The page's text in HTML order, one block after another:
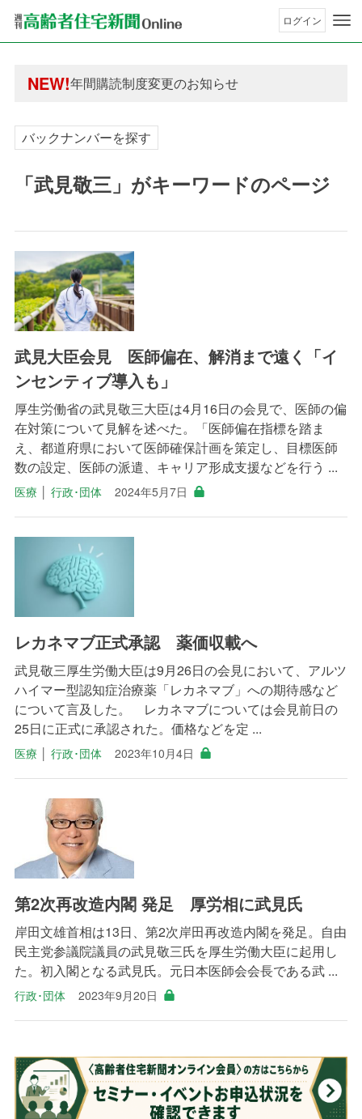
ログイン
NEW!
年間購読制度変更のお知らせ
年間購読制度変更のお知らせ
高齢者住宅新聞 無料会員の皆様へ閲覧本数変更
バックナンバーを探す
「武見敬三」がキーワードのページ
武見大臣会見 医師偏在、解消まで遠く「イ
ンセンティブ導入も」
厚生労働省の武見敬三大臣は4月16日の会見で、医師の偏
在対策について見解を述べた。「医師偏在指標を踏ま
え、都道府県において医師確保計画を策定し、目標医師
数の設定、医師の派遣、キャリア形成支援などを行う ...
医療 │ 行政･団体 2024年5月7日
レカネマブ正式承認 薬価収載へ
武見敬三厚生労働大臣は9月26日の会見において、アルツ
ハイマー型認知症治療薬「レカネマブ」への期待感など
について言及した。 レカネマブについては会見前日の
25日に正式に承認された。価格などを定 ...
医療 │ 行政･団体 2023年10月4日
第2次再改造内閣 発足 厚労相に武見氏
岸田文雄首相は13日、第2次岸田再改造内閣を発足。自由
民主党参議院議員の武見敬三氏を厚生労働大臣に起用し
た。初入閣となる武見氏。元日本医師会会長である武 ...
行政･団体 2023年9月20日